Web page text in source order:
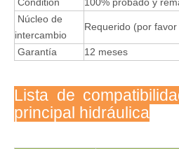
Núcleo de
intercambio
Requerido (por
Garantía 12 meses
Lista de
principal hidráulica